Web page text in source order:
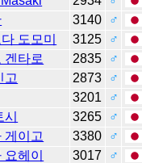
3140
♂
도모미 3125
♂
겐타로 2835
♂
고 2873
♂
3201
♂
3265
♂
게이고 3380
♂
헤이 3017
♂